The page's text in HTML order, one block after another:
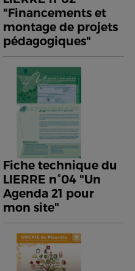
"Financements et
montage de projets
pédagogiques"
Fiche technique du
LIERRE n°04 "Un
Agenda 21 pour
mon site"